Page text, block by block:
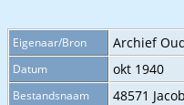
Eigenaar/Bron Archief
Datum okt 1940
Bestandsnaam 48571